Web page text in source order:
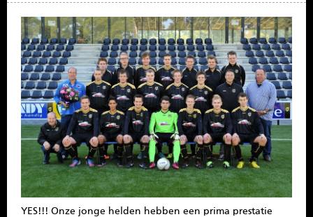
SENIOREN
SPONSOREN
CONTACT
MENU
YES!!! Onze jonge helden hebben een prima prestatie